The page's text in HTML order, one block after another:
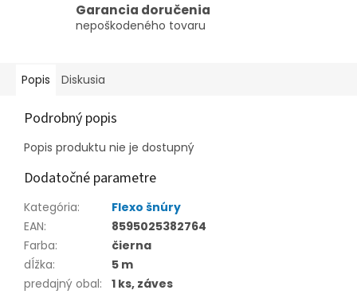
Garancia doručenia
nepoškodeného tovaru
Popis Diskusia
Podrobný popis
Popis produktu nie je dostupný
Dodatočné parametre
Kategória:
Flexo šnúry
EAN:
8595025382764
Farba:
čierna
dĺžka:
5 m
predajný obal:
1 ks, záves